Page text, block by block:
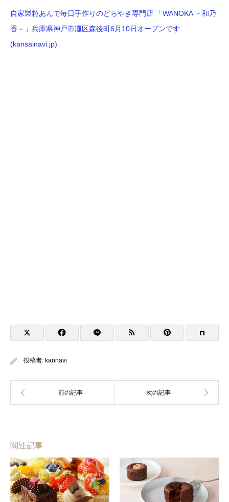
自家製粒あんで毎日手作りのどらやき専門店 「WANOKA －和乃
香－」兵庫県神戸市灘区森後町6月10日オープンです
(kansainavi.jp)
投稿者: kannavi
関連記事